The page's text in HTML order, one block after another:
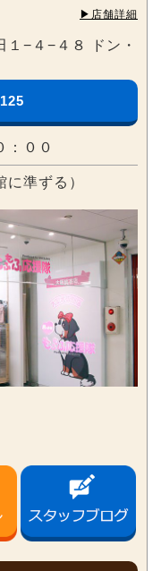
▶︎店舗詳細
−４−４８ ドン・
：００
準ずる）